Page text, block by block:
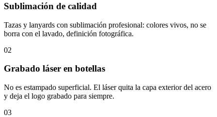
Sublimación de calidad
Tazas y lanyards con sublimación profesional: colores vivos, no se
borra con el lavado, definición fotográfica.
02
Grabado láser en botellas
No es estampado superficial. El láser quita la capa exterior del acero
y deja el logo grabado para siempre.
03